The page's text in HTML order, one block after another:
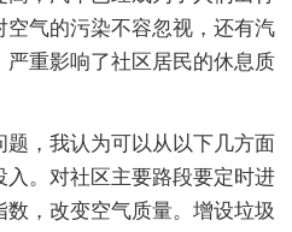
气的污染不容忽视，还有汽
重影响了社区居民的休息质
，我认为可以从以下几方面
。对社区主要路段要定时进
，改变空气质量。增设垃圾